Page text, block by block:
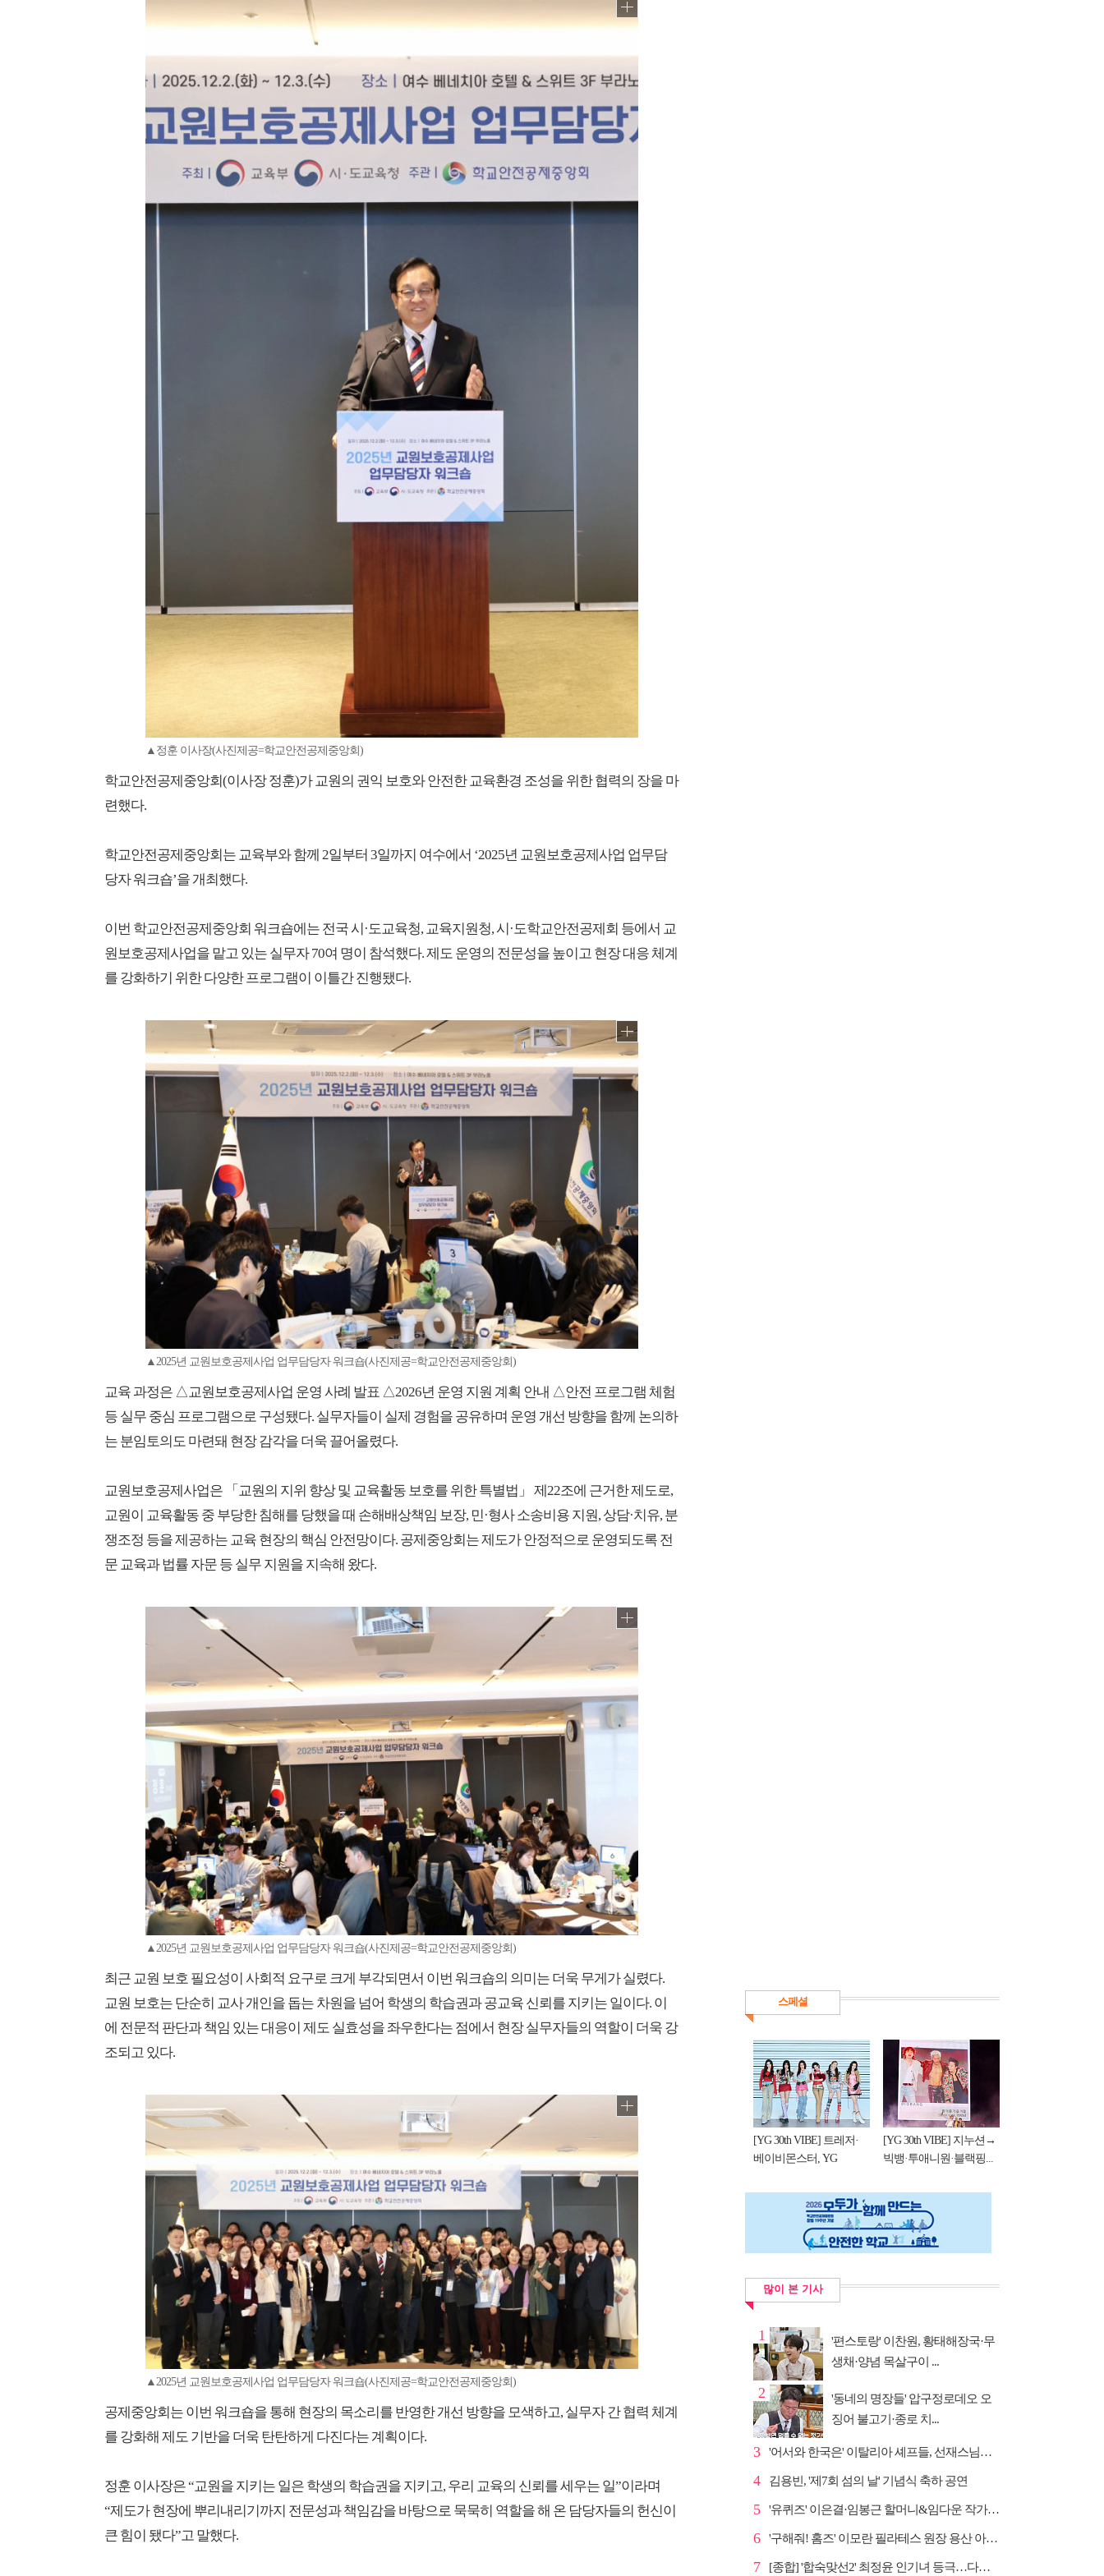
▲정훈 이사장(사진제공=학교안전공제중앙회)
학교안전공제중앙회(이사장 정훈)가 교원의 권익 보호와 안전한 교육환경 조성을 위한 협력의 장을 마
련했다.
학교안전공제중앙회는 교육부와 함께 2일부터 3일까지 여수에서 ‘2025년 교원보호공제사업 업무담
당자 워크숍’을 개최했다.
이번 학교안전공제중앙회 워크숍에는 전국 시·도교육청, 교육지원청, 시·도학교안전공제회 등에서 교
원보호공제사업을 맡고 있는 실무자 70여 명이 참석했다. 제도 운영의 전문성을 높이고 현장 대응 체계
를 강화하기 위한 다양한 프로그램이 이틀간 진행됐다.
▲2025년 교원보호공제사업 업무담당자 워크숍(사진제공=학교안전공제중앙회)
교육 과정은 △교원보호공제사업 운영 사례 발표 △2026년 운영 지원 계획 안내 △안전 프로그램 체험
등 실무 중심 프로그램으로 구성됐다. 실무자들이 실제 경험을 공유하며 운영 개선 방향을 함께 논의하
는 분임토의도 마련돼 현장 감각을 더욱 끌어올렸다.
교원보호공제사업은 「교원의 지위 향상 및 교육활동 보호를 위한 특별법」 제22조에 근거한 제도로,
교원이 교육활동 중 부당한 침해를 당했을 때 손해배상책임 보장, 민·형사 소송비용 지원, 상담·치유, 분
쟁조정 등을 제공하는 교육 현장의 핵심 안전망이다. 공제중앙회는 제도가 안정적으로 운영되도록 전
문 교육과 법률 자문 등 실무 지원을 지속해 왔다.
▲2025년 교원보호공제사업 업무담당자 워크숍(사진제공=학교안전공제중앙회)
최근 교원 보호 필요성이 사회적 요구로 크게 부각되면서 이번 워크숍의 의미는 더욱 무게가 실렸다.
교원 보호는 단순히 교사 개인을 돕는 차원을 넘어 학생의 학습권과 공교육 신뢰를 지키는 일이다. 이
에 전문적 판단과 책임 있는 대응이 제도 실효성을 좌우한다는 점에서 현장 실무자들의 역할이 더욱 강
조되고 있다.
▲2025년 교원보호공제사업 업무담당자 워크숍(사진제공=학교안전공제중앙회)
공제중앙회는 이번 워크숍을 통해 현장의 목소리를 반영한 개선 방향을 모색하고, 실무자 간 협력 체계
를 강화해 제도 기반을 더욱 탄탄하게 다진다는 계획이다.
정훈 이사장은 “교원을 지키는 일은 학생의 학습권을 지키고, 우리 교육의 신뢰를 세우는 일”이라며
“제도가 현장에 뿌리내리기까지 전문성과 책임감을 바탕으로 묵묵히 역할을 해 온 담당자들의 헌신이
큰 힘이 됐다”고 말했다.
스페셜
[YG 30th VIBE] 트레저·
베이비몬스터, YG
[YG 30th VIBE] 지누션→
빅뱅·투애니원·블랙핑...
많이 본 기사
1
'편스토랑' 이찬원, 황태해장국·무
생채·양념 목살구이 ...
2
'동네의 명장들' 압구정로데오 오
징어 불고기·종로 치...
3 '어서와 한국은' 이탈리아 셰프들, 선재스님→라연 차도...
4 김용빈, '제7회 섬의 날' 기념식 축하 공연
5 '유퀴즈' 이은결·임봉근 할머니&임다운 작가·이승철, '...
6 '구해줘! 홈즈' 이모란 필라테스 원장 용산 아파트 방...
7 [종합] '합숙맞선2' 최정윤 인기녀 등극…다음주 마지막...